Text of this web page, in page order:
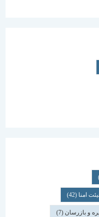
(42)
(7)